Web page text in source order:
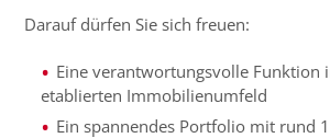
Darauf dürfen Sie sich freuen:
Eine verantwortungsvolle Funktion
etablierten Immobilienumfeld
Ein spannendes Portfolio mit rund